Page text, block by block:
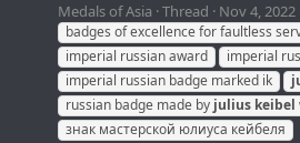
Medals of Asia Thread Nov 4, 2022
badges of excellence for faultless
imperial russian award
imperial
imperial russian badge marked ik
russian badge made by julius keibel
знак мастерской юлиуса кейбеля